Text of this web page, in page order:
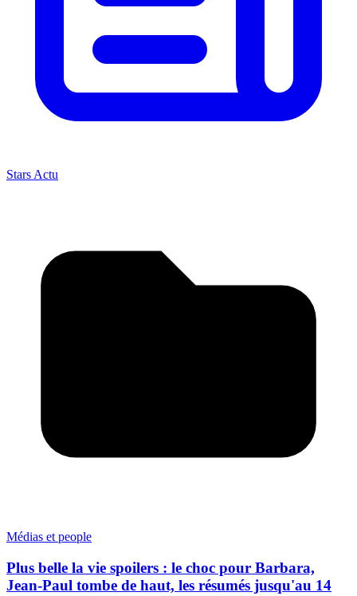
Stars Actu
Médias et people
Plus belle la vie spoilers : le choc pour Barbara,
Jean-Paul tombe de haut, les résumés jusqu'au 14